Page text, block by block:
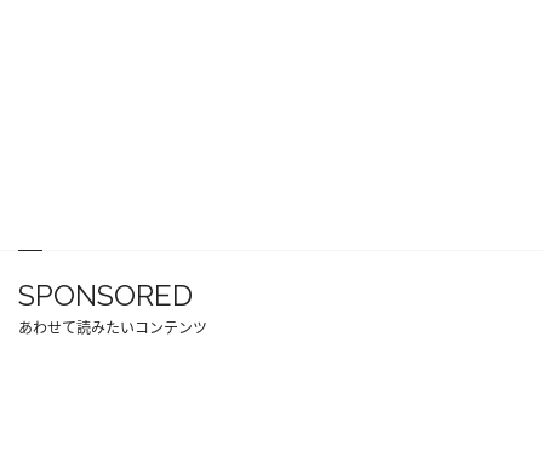
SPONSORED
あわせて読みたいコンテンツ